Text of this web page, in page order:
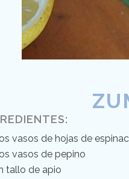
vasos de hojas de
vasos de pepino
tallo de apio